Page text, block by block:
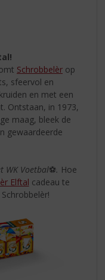
Schrobbelèr op
sfeervol en
en met een
Ontstaan, in 1973,
maag, bleek de
gewaardeerde
WK Voetbal⚽. Hoe
Elftal cadeau te